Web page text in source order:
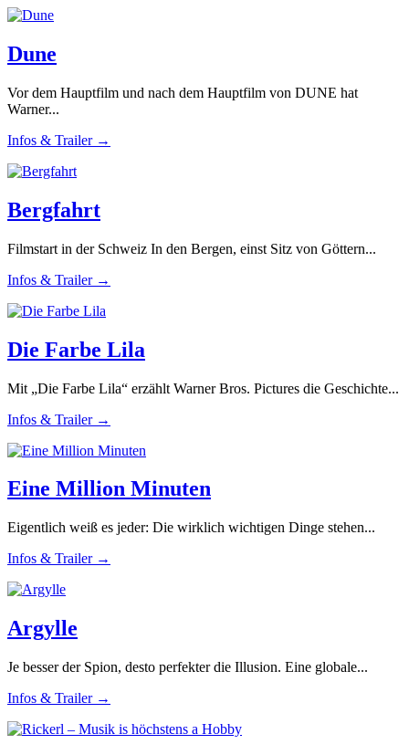
Dune
Vor dem Hauptfilm und nach dem Hauptfilm von DUNE hat
Warner...
Infos & Trailer →
Bergfahrt
Filmstart in der Schweiz In den Bergen, einst Sitz von Göttern...
Infos & Trailer →
Die Farbe Lila
Mit „Die Farbe Lila“ erzählt Warner Bros. Pictures die Geschichte...
Infos & Trailer →
Eine Million Minuten
Eigentlich weiß es jeder: Die wirklich wichtigen Dinge stehen...
Infos & Trailer →
Argylle
Je besser der Spion, desto perfekter die Illusion. Eine globale...
Infos & Trailer →